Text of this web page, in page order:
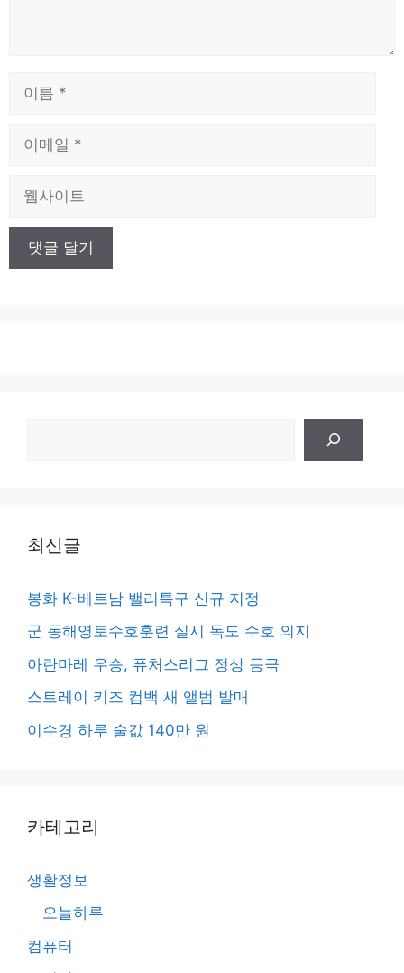
최신글
봉화 K-베트남 밸리특구 신규 지정
군 동해영토수호훈련 실시 독도 수호 의지
아란마레 우승, 퓨처스리그 정상 등극
스트레이 키즈 컴백 새 앨범 발매
이수경 하루 술값 140만 원
카테고리
생활정보
오늘하루
컴퓨터